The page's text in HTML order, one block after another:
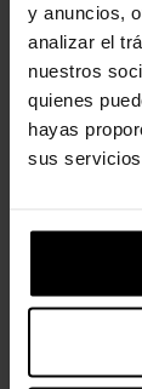
y anuncios,
analizar el
nuestros
quienes
hayas
sus servicios.
Pata de
5,99 € 4,79 €